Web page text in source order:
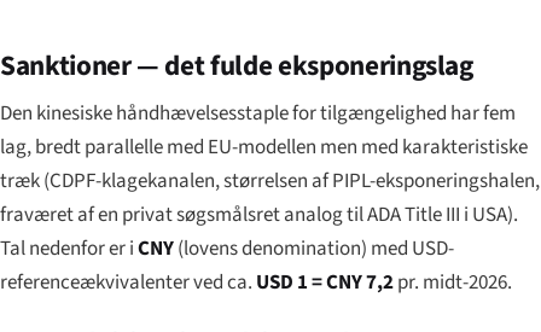
Sanktioner — det fulde eksponerings­lag
Den kinesiske håndhævelses­staple for tilgængelighed har fem
lag, bredt parallelle med EU-modellen men med karakteristiske
træk (CDPF-klagekanalen, størrelsen af PIPL-eksponeringshalen,
fraværet af en privat søgsmålsret analog til ADA Title III i USA).
Tal nedenfor er iCNY(lovens denomination) med USD-
referenceækvivalenter ved ca. USD 1 = CNY 7,2pr. midt-2026.